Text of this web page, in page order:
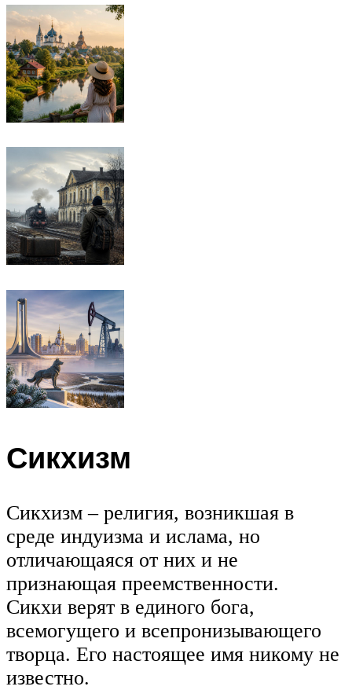
Сикхизм
Сикхизм – религия, возникшая в
среде индуизма и ислама, но
отличающаяся от них и не
признающая преемственности.
Сикхи верят в единого бога,
всемогущего и всепронизывающего
творца. Его настоящее имя никому не
известно.